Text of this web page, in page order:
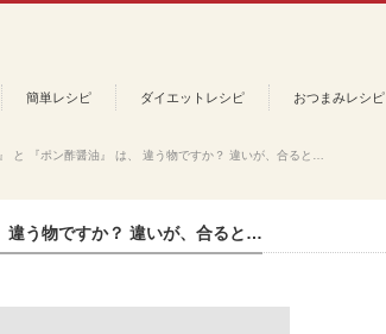
簡単レシピ ダイエットレシピ おつまみレシピ
と 『ポン酢醤油』 は、 違う物ですか？ 違いが、合ると…
違う物ですか？ 違いが、合ると…